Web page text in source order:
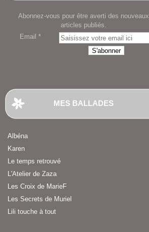
Abonnez-vous pour être averti des nouveaux
articles publiés.
Email
MES BALLADES
Albéna
Karen
Le temps retrouvé
L'Atelier de Zaza
Les Croix de MarieF
Les Secrets de Muriel
Lili touche à tout